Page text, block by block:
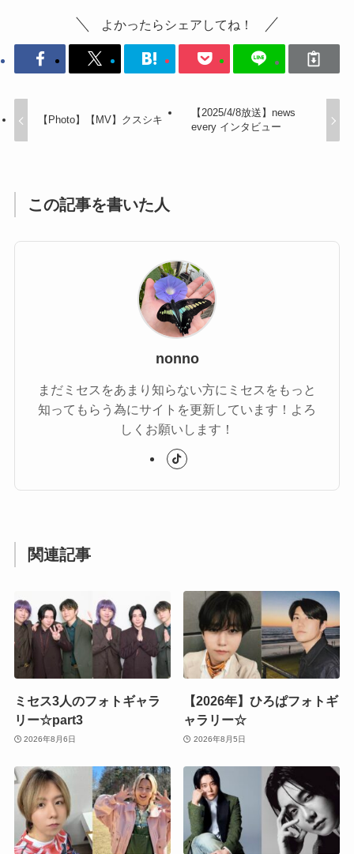
よかったらシェアしてね！
【Photo】【MV】クスシキ
【2025/4/8放送】news
every インタビュー
この記事を書いた人
nonno
まだミセスをあまり知らない方にミセスをもっと
知ってもらう為にサイトを更新しています！よろ
しくお願いします！
関連記事
ミセス3人のフォトギャラ
リー☆part3
2026年8月6日
【2026年】ひろぱフォトギ
ャラリー☆
2026年8月5日